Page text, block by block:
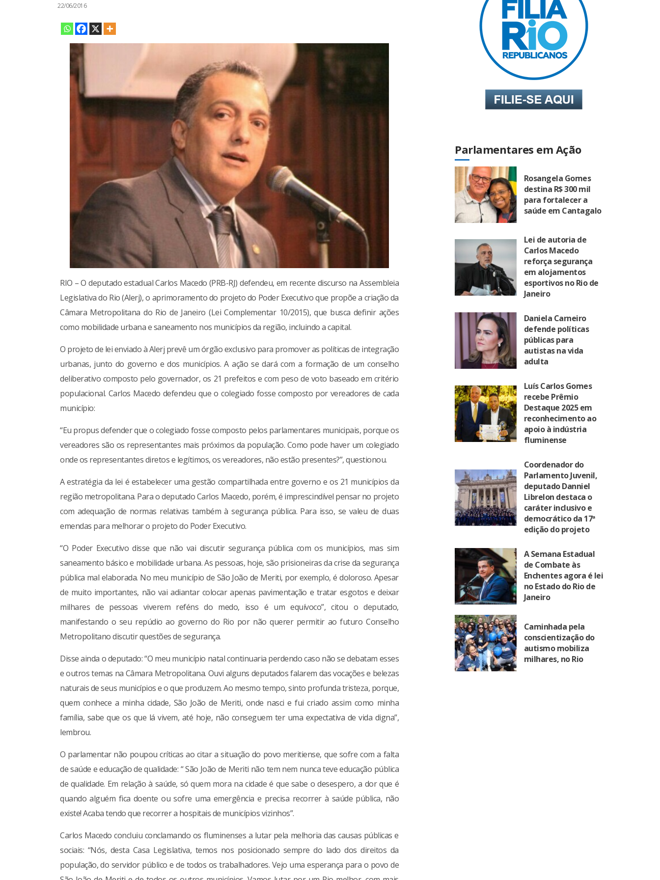
22/06/2016
RIO – O deputado estadual Carlos Macedo (PRB-RJ) defendeu, em recente discurso na Assembleia
Legislativa do Rio (Alerj), o aprimoramento do projeto do Poder Executivo que propõe a criação da
Câmara Metropolitana do Rio de Janeiro (Lei Complementar 10/2015), que busca definir ações
como mobilidade urbana e saneamento nos municípios da região, incluindo a capital.
O projeto de lei enviado à Alerj prevê um órgão exclusivo para promover as políticas de integração
urbanas, junto do governo e dos municípios. A ação se dará com a formação de um conselho
deliberativo composto pelo governador, os 21 prefeitos e com peso de voto baseado em critério
populacional. Carlos Macedo defendeu que o colegiado fosse composto por vereadores de cada
município:
“Eu propus defender que o colegiado fosse composto pelos parlamentares municipais, porque os
vereadores são os representantes mais próximos da população. Como pode haver um colegiado
onde os representantes diretos e legítimos, os vereadores, não estão presentes?”, questionou.
A estratégia da lei é estabelecer uma gestão compartilhada entre governo e os 21 municípios da
região metropolitana. Para o deputado Carlos Macedo, porém, é imprescindível pensar no projeto
com adequação de normas relativas também à segurança pública. Para isso, se valeu de duas
emendas para melhorar o projeto do Poder Executivo.
“O Poder Executivo disse que não vai discutir segurança pública com os municípios, mas sim
saneamento básico e mobilidade urbana. As pessoas, hoje, são prisioneiras da crise da segurança
pública mal elaborada. No meu município de São João de Meriti, por exemplo, é doloroso. Apesar
de muito importantes, não vai adiantar colocar apenas pavimentação e tratar esgotos e deixar
milhares de pessoas viverem reféns do medo, isso é um equívoco”, citou o deputado,
manifestando o seu repúdio ao governo do Rio por não querer permitir ao futuro Conselho
Metropolitano discutir questões de segurança.
Disse ainda o deputado: “O meu município natal continuaria perdendo caso não se debatam esses
e outros temas na Câmara Metropolitana. Ouvi alguns deputados falarem das vocações e belezas
naturais de seus municípios e o que produzem. Ao mesmo tempo, sinto profunda tristeza, porque,
quem conhece a minha cidade, São João de Meriti, onde nasci e fui criado assim como minha
família, sabe que os que lá vivem, até hoje, não conseguem ter uma expectativa de vida digna”,
lembrou.
O parlamentar não poupou críticas ao citar a situação do povo meritiense, que sofre com a falta
de saúde e educação de qualidade: “ São João de Meriti não tem nem nunca teve educação pública
de qualidade. Em relação à saúde, só quem mora na cidade é que sabe o desespero, a dor que é
quando alguém fica doente ou sofre uma emergência e precisa recorrer à saúde pública, não
existe! Acaba tendo que recorrer a hospitais de municípios vizinhos”.
Carlos Macedo concluiu conclamando os fluminenses a lutar pela melhoria das causas públicas e
sociais: “Nós, desta Casa Legislativa, temos nos posicionado sempre do lado dos direitos da
população, do servidor público e de todos os trabalhadores. Vejo uma esperança para o povo de
Parlamentares em Ação
Rosangela Gomes
destina R$ 300 mil
para fortalecer a
saúde em Cantagalo
Lei de autoria de
Carlos Macedo
reforça segurança
em alojamentos
esportivos no Rio de
Janeiro
Daniela Carneiro
defende políticas
públicas para
autistas na vida
adulta
Luís Carlos Gomes
recebe Prêmio
Destaque 2025 em
reconhecimento ao
apoio à indústria
fluminense
Coordenador do
Parlamento Juvenil,
deputado Danniel
Librelon destaca o
caráter inclusivo e
democrático da 17ª
edição do projeto
A Semana Estadual
de Combate às
Enchentes agora é lei
no Estado do Rio de
Janeiro
Caminhada pela
conscientização do
autismo mobiliza
milhares, no Rio